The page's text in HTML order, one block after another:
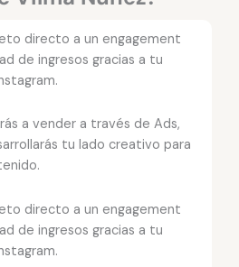
directo a un engagement
de ingresos gracias a tu
a vender a través de Ads,
tu lado creativo para
directo a un engagement
de ingresos gracias a tu